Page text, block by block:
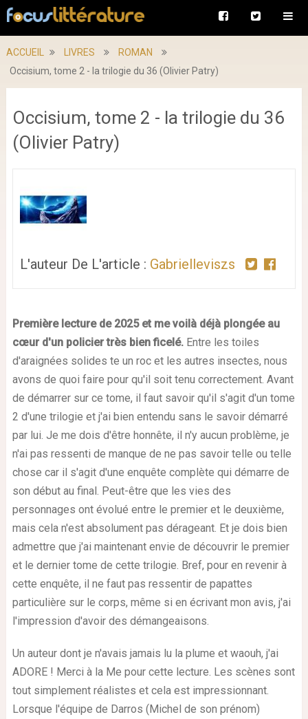
ACCUEIL LIVRES
ROMAN
Occisium, tome 2 - la trilogie du 36 (Olivier Patry)
Occisium, tome 2 - la trilogie du 36
(Olivier Patry)
L'auteur De L'article : Gabrielleviszs
Première lecture de 2025 et me voilà déjà plongée au
cœur d'un policier très bien ficelé.Entre les toiles
d'araignées solides te un roc et les autres insectes, nous
avons de quoi faire pour qu'il soit tenu correctement. Avant
de démarrer sur ce tome, il faut savoir qu'il s'agit d'un tome
2 d'une trilogie et j'ai bien entendu sans le savoir démarré
par lui. Je me dois d'être honnête, il n'y aucun problème, je
n'ai pas ressenti de manque de ne pas savoir telle ou telle
chose car il s'agit d'une enquête complète qui démarre de
son début au final. Peut-être que les vies des
personnages ont évolué entre le premier et le deuxième,
mais cela n'est absolument pas dérageant. Et je dois bien
admettre que j'ai maintenant envie de découvrir le premier
et le dernier tome de cette trilogie. Bref, pour en revenir à
cette enquête, il ne faut pas ressentir de papattes
particulière sur le corps, même si en écrivant mon avis, j'ai
l'impression d'avoir des démangeaisons.
Un auteur dont je n'avais jamais lu la plume et waouh, j'ai
ADORE ! Merci à la Me pour cette lecture. Les scènes sont
tout simplement réalistes et cela est impressionnant.
Lorsque l'équipe de Darros (Michel de son prénom)